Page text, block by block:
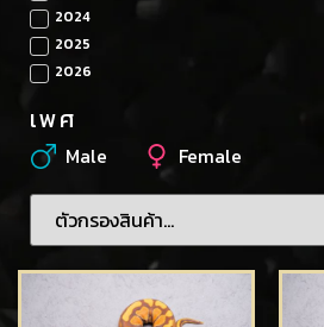
2024
2025
2026
เพศ
Male Female